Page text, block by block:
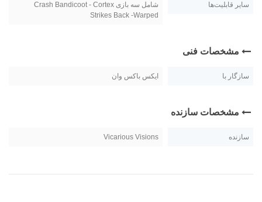
سایر قابلیت‌ها
شامل سه بازی Crash Bandicoot - Cortex
Strikes Back -Warped
مشخصات فنی
سازگار با ایکس باکس وان
مشخصات سازنده
سازنده Vicarious Visions